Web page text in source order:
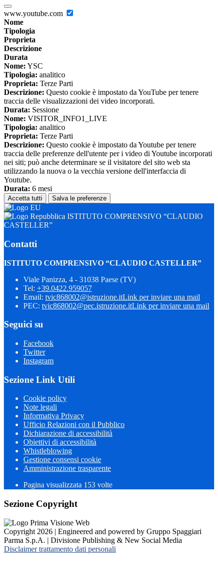
www.youtube.com
Nome
Tipologia
Proprieta
Descrizione
Durata
Nome: YSC
Tipologia: analitico
Proprieta: Terze Parti
Descrizione: Questo cookie è impostato da YouTube per tenere
traccia delle visualizzazioni dei video incorporati.
Durata: Sessione
Nome: VISITOR_INFO1_LIVE
Tipologia: analitico
Proprieta: Terze Parti
Descrizione: Questo cookie è impostato da Youtube per tenere
traccia delle preferenze dell'utente per i video di Youtube incorporati
nei siti; può anche determinare se il visitatore del sito web sta
utilizzando la nuova o la vecchia versione dell'interfaccia di
Youtube.
Durata: 6 mesi
Accetta tutti Salva le preferenze
ISTITUTO COMPRENSIVO “CLAUDIO
CASTELLER”
Contatti
ISTITUTO COMPRENSIVO “CLAUDIO CASTELLER”
Viale Panizza, 4 - 31038 Paese (TV)
Tel: +39.0422.959057
Email: tvic868002@istruzione.itLink per inviare una mail
PEC: tvic868002@pec.istruzione.itLink per inviare una mail
Seguici su
Facebook
Twitter
Instagram
Sezione Link Utili
Cookie policy
Note legali
Informativa Privacy
Ufficio Relazioni con il Pubblico
Dichiarazione di accessibilità
Obiettivi di accessibilità
Whistleblowing
Gestione consensi cookie
Amministrazione trasparente
Pagina visualizzata 153 volte
Sezione Copyright
Copyright 2026 | Engineered and powered by Gruppo Spaggiari
Parma S.p.A. | Divisione Publishing & New Social Media
Disclaimer trattamento dati personali